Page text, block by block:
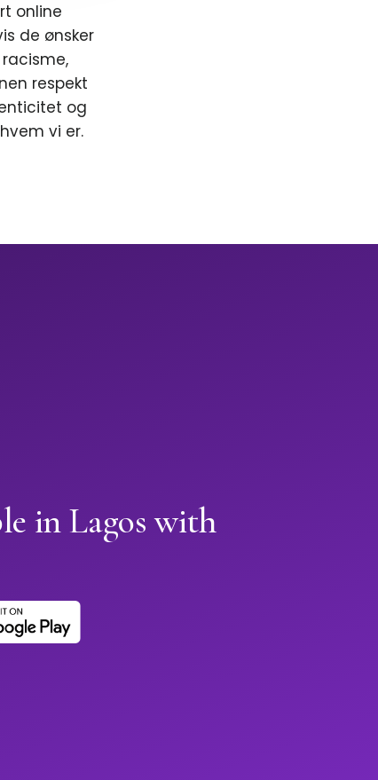
online
de ønsker
respekt
og
vi er.
in Lagos with